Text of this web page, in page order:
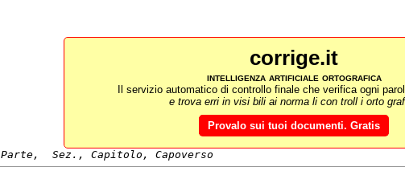
corrige.it
intelligenza artificiale ortografica
Il servizio automatico di controllo finale che verifica ogni
e trova erri in visi bili ai norma li con troll i orto
Provalo sui tuoi documenti. Gratis
Parte,  Sez., Capitolo, Capoverso